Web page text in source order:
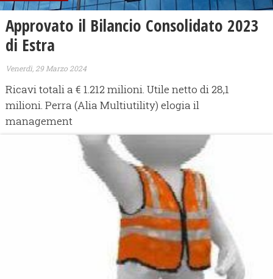
Approvato il Bilancio Consolidato 2023
di Estra
Venerdì, 29 Marzo 2024
Ricavi totali a € 1.212 milioni. Utile netto di 28,1
milioni. Perra (Alia Multiutility) elogia il
management